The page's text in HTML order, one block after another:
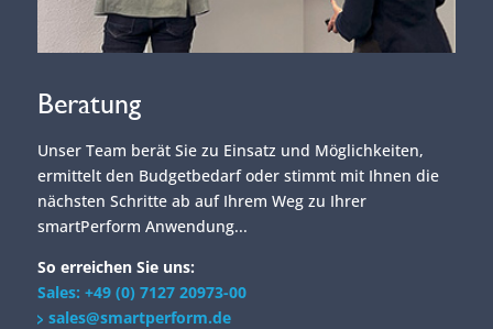
Beratung
Unser Team berät Sie zu Einsatz und Möglichkeiten,
ermittelt den Budgetbedarf oder stimmt mit Ihnen die
nächsten Schritte ab auf Ihrem Weg zu Ihrer
smartPerform Anwendung...
So erreichen Sie uns:
Sales: +49 (0) 7127 20973-00
sales@smartperform.de